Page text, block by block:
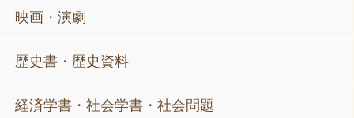
映画・演劇
歴史書・歴史資料
経済学書・社会学書・社会問題